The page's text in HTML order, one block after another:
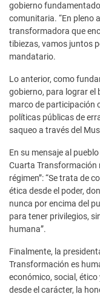
gobierno
comunitaria. “En pleno
transformadora que
tibiezas, vamos juntos
mandatario.
Lo anterior, como
gobierno, para lograr el
marco de participación
políticas públicas de
saqueo a través del
En su mensaje al
Cuarta Transformación
régimen”: “Se trata de
ética desde el poder,
nunca por encima del
para tener privilegios,
humana”.
Finalmente, la
Transformación es
económico, social, ético
desde el carácter, la